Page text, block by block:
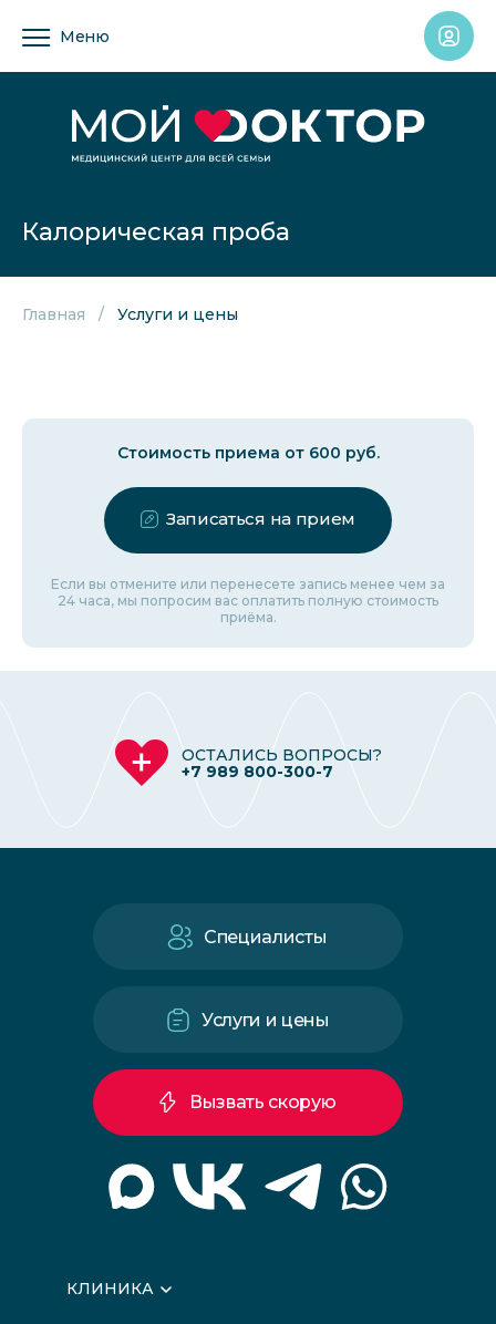
Меню
Калорическая проба
Главная Услуги и цены
Стоимость приема от 600 руб.
Записаться на прием
Если вы отмените или перенесете запись менее чем за
24 часа, мы попросим вас оплатить полную стоимость
приёма.
ОСТАЛИСЬ ВОПРОСЫ?
+7 989 800-300-7
КЛИНИКА
Специалисты
Услуги и цены
Вызвать скорую